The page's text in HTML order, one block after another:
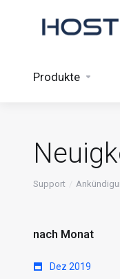
Produkte
Support
nach Monat
Dez 2019